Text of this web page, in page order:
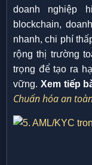
doanh nghiệp
blockchain,
nhanh, chi phí
rộng thị trường
trọng để tạo ra
vững. Xem tiếp
Chuẩn hóa an